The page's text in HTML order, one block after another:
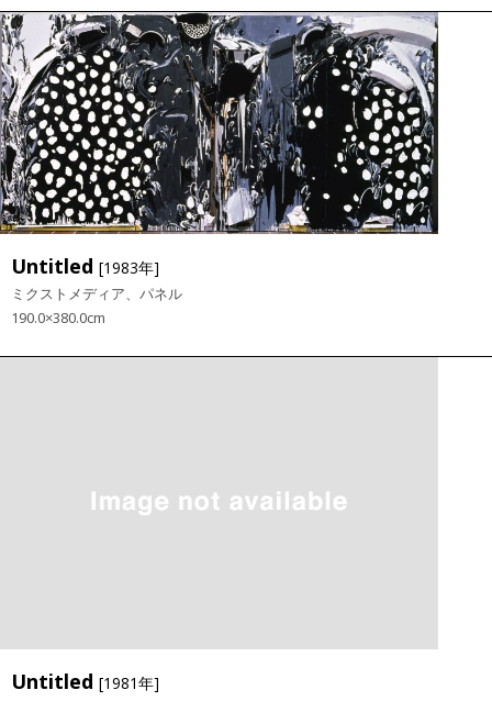
Untitled [1983年]
ミクストメディア、パネル
190.0×380.0cm
Untitled [1981年]